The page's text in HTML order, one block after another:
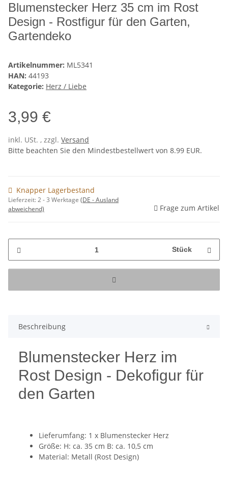
Blumenstecker Herz 35 cm im Rost
Design - Rostfigur für den Garten,
Gartendeko
Artikelnummer: ML5341
HAN: 44193
Kategorie: Herz / Liebe
3,99 €
inkl. USt. , zzgl. Versand
Bitte beachten Sie den Mindestbestellwert von 8.99 EUR.
Knapper Lagerbestand
Lieferzeit:2 - 3 Werktage (DE - Ausland
abweichend)
Frage zum Artikel
Stück
Beschreibung
Blumenstecker Herz im
Rost Design - Dekofigur für
den Garten
Lieferumfang: 1 x Blumenstecker Herz
Größe: H: ca. 35 cm B: ca. 10,5 cm
Material: Metall (Rost Design)